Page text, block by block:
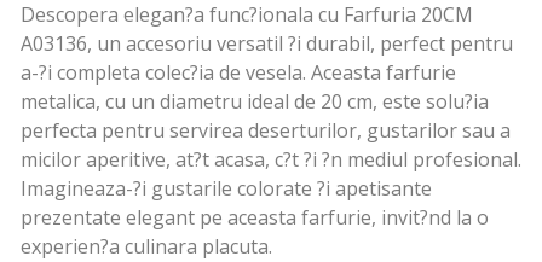
Descopera elegan?a func?ionala cu Farfuria 20CM
A03136, un accesoriu versatil ?i durabil, perfect pentru
a-?i completa colec?ia de vesela. Aceasta farfurie
metalica, cu un diametru ideal de 20 cm, este solu?ia
perfecta pentru servirea deserturilor, gustarilor sau a
micilor aperitive, at?t acasa, c?t ?i ?n mediul profesional.
Imagineaza-?i gustarile colorate ?i apetisante
prezentate elegant pe aceasta farfurie, invit?nd la o
experien?a culinara placuta.